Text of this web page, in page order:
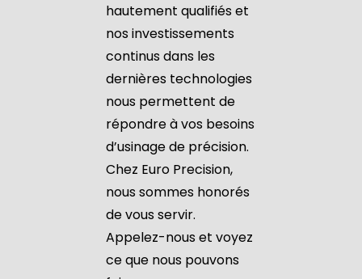
hautement qualifiés et
nos investissements
continus dans les
dernières technologies
nous permettent de
répondre à vos besoins
d’usinage de précision.
Chez Euro Precision,
nous sommes honorés
de vous servir.
Appelez-nous et voyez
ce que nous pouvons